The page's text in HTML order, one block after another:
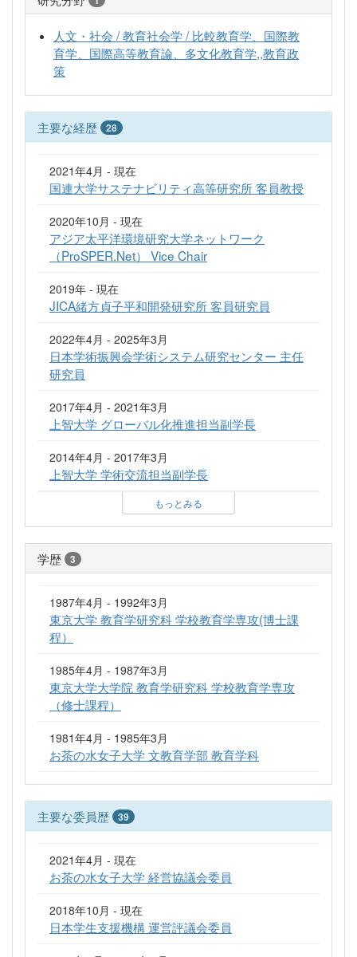
人文・社会 / 教育社会学 / 比較教育学、国際教
育学、国際高等教育論、多文化教育学,,教育政
策
主要な経歴 28
2021年4月 - 現在
国連大学サステナビリティ高等研究所 客員教授
2020年10月 - 現在
アジア太平洋環境研究大学ネットワーク
（ProSPER.Net） Vice Chair
2019年 - 現在
JICA緒方貞子平和開発研究所 客員研究員
2022年4月 - 2025年3月
日本学術振興会学術システム研究センター 主任
研究員
2017年4月 - 2021年3月
上智大学 グローバル化推進担当副学長
2014年4月 - 2017年3月
上智大学 学術交流担当副学長
もっとみる
学歴 3
1987年4月 - 1992年3月
東京大学 教育学研究科 学校教育学専攻(博士課
程）
1985年4月 - 1987年3月
東京大学大学院 教育学研究科 学校教育学専攻
（修士課程）
1981年4月 - 1985年3月
お茶の水女子大学 文教育学部 教育学科
主要な委員歴 39
2021年4月 - 現在
お茶の水女子大学 経営協議会委員
2018年10月 - 現在
日本学生支援機構 運営評議会委員